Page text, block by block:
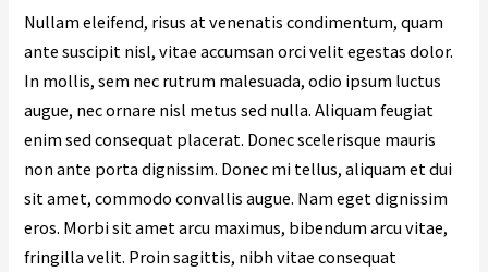
Nullam eleifend, risus at venenatis condimentum, quam
ante suscipit nisl, vitae accumsan orci velit egestas dolor.
In mollis, sem nec rutrum malesuada, odio ipsum luctus
augue, nec ornare nisl metus sed nulla. Aliquam feugiat
enim sed consequat placerat. Donec scelerisque mauris
non ante porta dignissim. Donec mi tellus, aliquam et dui
sit amet, commodo convallis augue. Nam eget dignissim
eros. Morbi sit amet arcu maximus, bibendum arcu vitae,
fringilla velit. Proin sagittis, nibh vitae consequat